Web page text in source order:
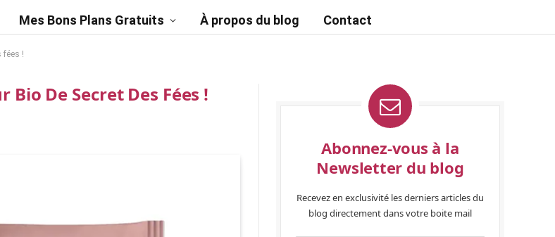
Mes Bons Plans Gratuits À propos du blog Contact
fées !
Bio De Secret Des Fées !
Abonnez-vous à la
Newsletter du blog
Recevez en exclusivité les derniers articles du
blog directement dans votre boite mail